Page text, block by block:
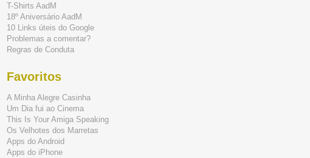
T-Shirts AadM
18º Aniversário AadM
10 Links úteis do Google
Problemas a comentar?
Regras de Conduta
Favoritos
A Minha Alegre Casinha
Um Dia fui ao Cinema
This Is Your Amiga Speaking
Os Velhotes dos Marretas
Apps do Android
Apps do iPhone